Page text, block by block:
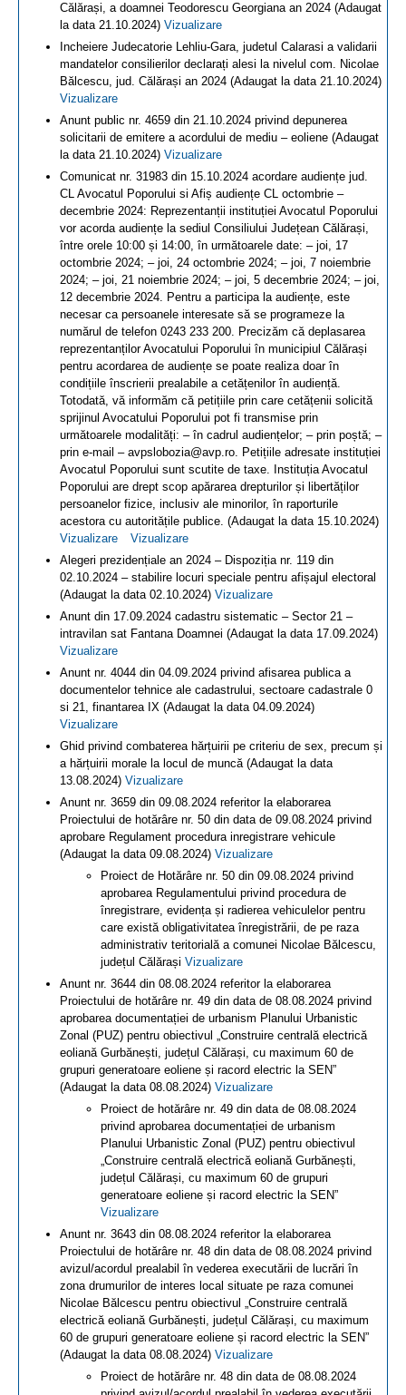
Călărași, a doamnei Teodorescu Georgiana an 2024 (Adaugat
la data 21.10.2024) Vizualizare
Incheiere Judecatorie Lehliu-Gara, judetul Calarasi a validarii
mandatelor consilierilor declarați alesi la nivelul com. Nicolae
Bălcescu, jud. Călărași an 2024 (Adaugat la data 21.10.2024)
Vizualizare
Anunt public nr. 4659 din 21.10.2024 privind depunerea
solicitarii de emitere a acordului de mediu – eoliene (Adaugat
la data 21.10.2024) Vizualizare
Comunicat nr. 31983 din 15.10.2024 acordare audiențe jud.
CL Avocatul Poporului si Afiș audiențe CL octombrie –
decembrie 2024: Reprezentanții instituției Avocatul Poporului
vor acorda audiențe la sediul Consiliului Județean Călărași,
între orele 10:00 și 14:00, în următoarele date: – joi, 17
octombrie 2024; – joi, 24 octombrie 2024; – joi, 7 noiembrie
2024; – joi, 21 noiembrie 2024; – joi, 5 decembrie 2024; – joi,
12 decembrie 2024. Pentru a participa la audiențe, este
necesar ca persoanele interesate să se programeze la
numărul de telefon 0243 233 200. Precizăm că deplasarea
reprezentanților Avocatului Poporului în municipiul Călărași
pentru acordarea de audiențe se poate realiza doar în
condițiile înscrierii prealabile a cetățenilor în audiență.
Totodată, vă informăm că petițiile prin care cetățenii solicită
sprijinul Avocatului Poporului pot fi transmise prin
următoarele modalități: – în cadrul audiențelor; – prin poștă; –
prin e-mail – avpslobozia@avp.ro. Petițiile adresate instituției
Avocatul Poporului sunt scutite de taxe. Instituția Avocatul
Poporului are drept scop apărarea drepturilor și libertăților
persoanelor fizice, inclusiv ale minorilor, în raporturile
acestora cu autoritățile publice. (Adaugat la data 15.10.2024)
Vizualizare
Vizualizare
Alegeri prezidențiale an 2024 – Dispoziția nr. 119 din
02.10.2024 – stabilire locuri speciale pentru afișajul electoral
(Adaugat la data 02.10.2024) Vizualizare
Anunt din 17.09.2024 cadastru sistematic – Sector 21 –
intravilan sat Fantana Doamnei (Adaugat la data 17.09.2024)
Vizualizare
Anunt nr. 4044 din 04.09.2024 privind afisarea publica a
documentelor tehnice ale cadastrului, sectoare cadastrale 0
si 21, finantarea IX (Adaugat la data 04.09.2024)
Vizualizare
Ghid privind combaterea hărțuirii pe criteriu de sex, precum și
a hărțuirii morale la locul de muncă (Adaugat la data
13.08.2024) Vizualizare
Anunt nr. 3659 din 09.08.2024 referitor la elaborarea
Proiectului de hotărâre nr. 50 din data de 09.08.2024 privind
aprobare Regulament procedura inregistrare vehicule
(Adaugat la data 09.08.2024) Vizualizare
Proiect de Hotărâre nr. 50 din 09.08.2024 privind
aprobarea Regulamentului privind procedura de
înregistrare, evidența și radierea vehiculelor pentru
care există obligativitatea înregistrării, de pe raza
administrativ teritorială a comunei Nicolae Bălcescu,
județul Călărași Vizualizare
Anunt nr. 3644 din 08.08.2024 referitor la elaborarea
Proiectului de hotărâre nr. 49 din data de 08.08.2024 privind
aprobarea documentației de urbanism Planului Urbanistic
Zonal (PUZ) pentru obiectivul „Construire centrală electrică
eoliană Gurbănești, județul Călărași, cu maximum 60 de
grupuri generatoare eoliene și racord electric la SEN”
(Adaugat la data 08.08.2024) Vizualizare
Proiect de hotărâre nr. 49 din data de 08.08.2024
privind aprobarea documentației de urbanism
Planului Urbanistic Zonal (PUZ) pentru obiectivul
„Construire centrală electrică eoliană Gurbănești,
județul Călărași, cu maximum 60 de grupuri
generatoare eoliene și racord electric la SEN”
Vizualizare
Anunt nr. 3643 din 08.08.2024 referitor la elaborarea
Proiectului de hotărâre nr. 48 din data de 08.08.2024 privind
avizul/acordul prealabil în vederea executării de lucrări în
zona drumurilor de interes local situate pe raza comunei
Nicolae Bălcescu pentru obiectivul „Construire centrală
electrică eoliană Gurbănești, județul Călărași, cu maximum
60 de grupuri generatoare eoliene și racord electric la SEN”
(Adaugat la data 08.08.2024) Vizualizare
Proiect de hotărâre nr. 48 din data de 08.08.2024